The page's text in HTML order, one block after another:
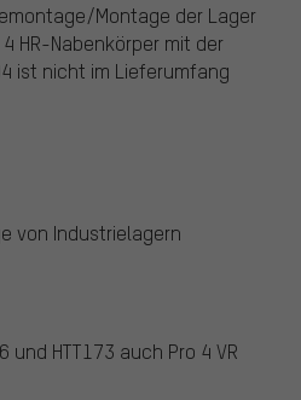
Montage der Lager
HR-Nabenkörper mit der
ist nicht im Lieferumfang
von Industrielagern
und HTT173 auch Pro 4 VR